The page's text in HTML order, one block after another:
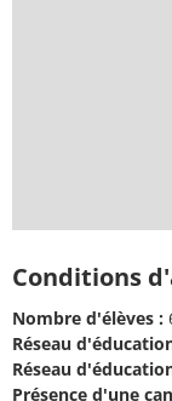
Conditions
Nombre d'élèves :
Réseau
Réseau
Présence d'une